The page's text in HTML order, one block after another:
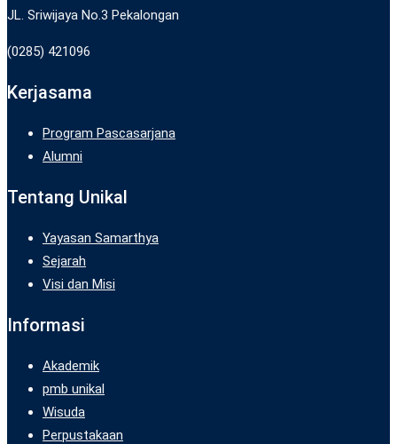
JL. Sriwijaya No.3 Pekalongan
(0285) 421096
Kerjasama
Program Pascasarjana
Alumni
Tentang Unikal
Yayasan Samarthya
Sejarah
Visi dan Misi
Informasi
Akademik
pmb unikal
Wisuda
Perpustakaan